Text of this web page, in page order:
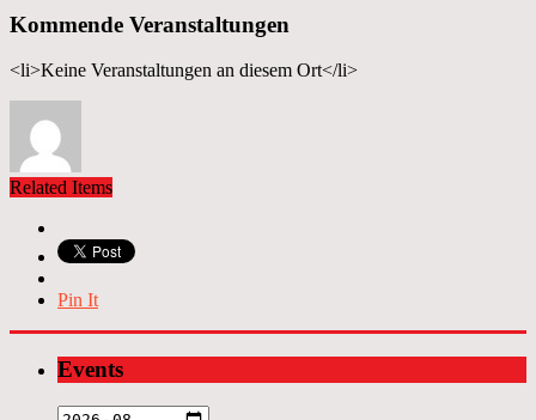
Kommende Veranstaltungen
<li>Keine Veranstaltungen an diesem Ort</li>
Related Items
Pin It
Events